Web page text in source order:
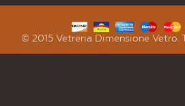
© 2015 Vetreria Dimensione